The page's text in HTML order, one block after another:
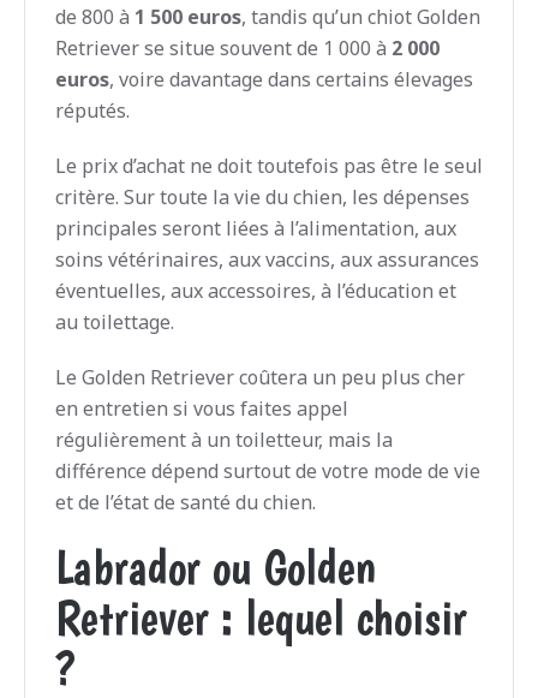
de 800 à 1 500 euros, tandis qu’un chiot Golden
Retriever se situe souvent de 1 000 à 2 000
euros, voire davantage dans certains élevages
réputés.
Le prix d’achat ne doit toutefois pas être le seul
critère. Sur toute la vie du chien, les dépenses
principales seront liées à l’alimentation, aux
soins vétérinaires, aux vaccins, aux assurances
éventuelles, aux accessoires, à l’éducation et
au toilettage.
Le Golden Retriever coûtera un peu plus cher
en entretien si vous faites appel
régulièrement à un toiletteur, mais la
différence dépend surtout de votre mode de vie
et de l’état de santé du chien.
Labrador ou Golden
Retriever : lequel choisir
?